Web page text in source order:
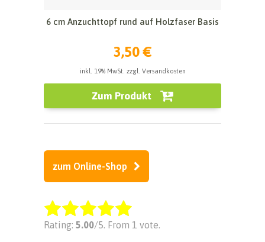
6 cm Anzuchttopf rund auf Holzfaser Basis
3,50 €
inkl. 19% MwSt. zzgl. Versandkosten
Zum Produkt
zum Online-Shop
Rate this item:
Rating: 5.00/5. From 1 vote.